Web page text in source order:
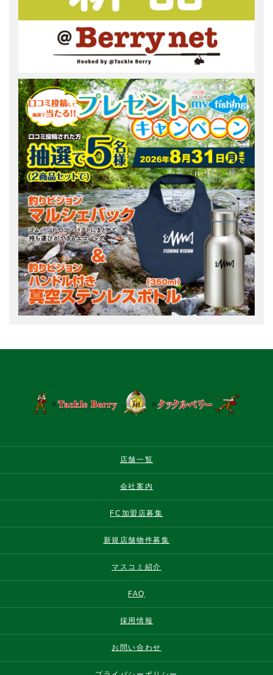
店舗一覧
会社案内
FC加盟店募集
新規店舗物件募集
マスコミ紹介
FAQ
採用情報
お問い合わせ